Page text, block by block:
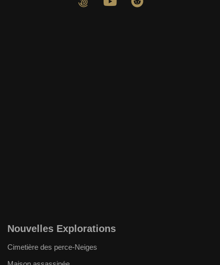
Nouvelles Explorations
Cimetière des perce-Neiges